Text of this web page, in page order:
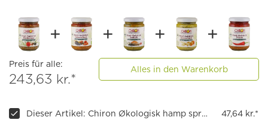
Preis für alle:
243,63 kr.*
Alles in den Warenkorb
Dieser Artikel: Chiron Økologisk hamp spredt Middelhavet
47,64 kr.*